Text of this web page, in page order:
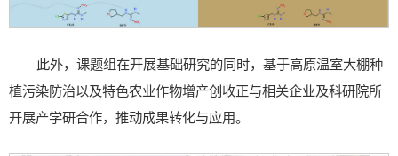
此外，课题组在开展基础研究的同时，基于高原温室大棚种
植污染防治以及特色农业作物增产创收正与相关企业及科研院所
开展产学研合作，推动成果转化与应用。